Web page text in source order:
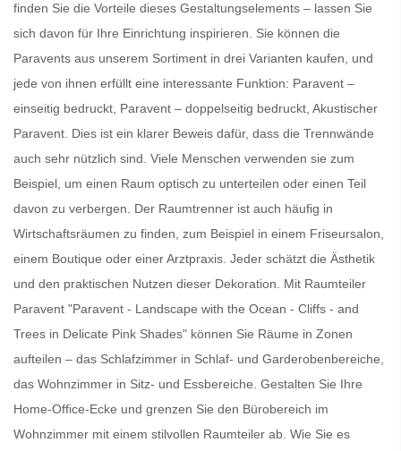
finden Sie die Vorteile dieses Gestaltungselements – lassen Sie
sich davon für Ihre Einrichtung inspirieren. Sie können die
Paravents aus unserem Sortiment in drei Varianten kaufen, und
jede von ihnen erfüllt eine interessante Funktion: Paravent –
einseitig bedruckt, Paravent – doppelseitig bedruckt, Akustischer
Paravent. Dies ist ein klarer Beweis dafür, dass die Trennwände
auch sehr nützlich sind. Viele Menschen verwenden sie zum
Beispiel, um einen Raum optisch zu unterteilen oder einen Teil
davon zu verbergen. Der Raumtrenner ist auch häufig in
Wirtschaftsräumen zu finden, zum Beispiel in einem Friseursalon,
einem Boutique oder einer Arztpraxis. Jeder schätzt die Ästhetik
und den praktischen Nutzen dieser Dekoration. Mit Raumteiler
Paravent "Paravent - Landscape with the Ocean - Cliffs - and
Trees in Delicate Pink Shades" können Sie Räume in Zonen
aufteilen – das Schlafzimmer in Schlaf- und Garderobenbereiche,
das Wohnzimmer in Sitz- und Essbereiche. Gestalten Sie Ihre
Home-Office-Ecke und grenzen Sie den Bürobereich im
Wohnzimmer mit einem stilvollen Raumteiler ab. Wie Sie es